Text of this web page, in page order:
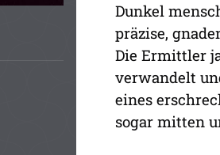
Dunkel
präzise,
Die Ermittler
verwandelt
eines
sogar mitten